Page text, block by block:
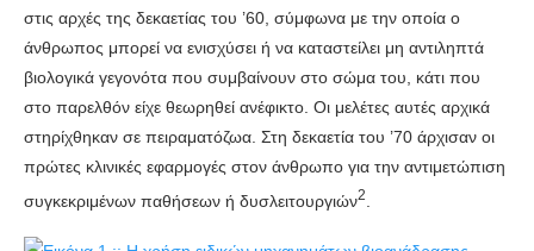
στις αρχές της δεκαετίας του ’60, σύμφωνα με την οποία ο
άνθρωπος μπορεί να ενισχύσει ή να καταστείλει μη αντιληπτά
βιολογικά γεγονότα που συμβαίνουν στο σώμα του, κάτι που
στο παρελθόν είχε θεωρηθεί ανέφικτο. Οι μελέτες αυτές αρχικά
στηρίχθηκαν σε πειραματόζωα. Στη δεκαετία του ’70 άρχισαν οι
πρώτες κλινικές εφαρμογές στον άνθρωπο για την αντιμετώπιση
συγκεκριμένων παθήσεων ή δυσλειτουργιών2